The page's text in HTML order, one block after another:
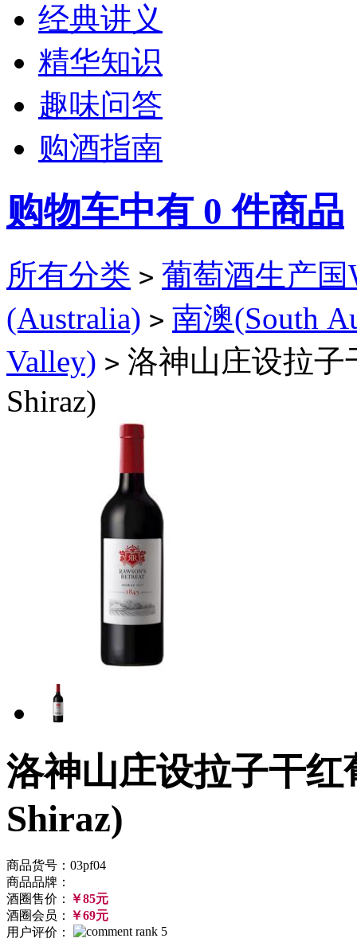
经典讲义
精华知识
趣味问答
购酒指南
购物车中有 0 件商品
所有分类 > 葡萄酒生产国
(Australia) > 南澳(South
Valley) > 洛神山庄设拉子
Shiraz)
洛神山庄设拉子干红
Shiraz)
商品货号：03pf04
商品品牌：
酒圈售价： ￥85元
酒圈会员： ￥69元
用户评价：